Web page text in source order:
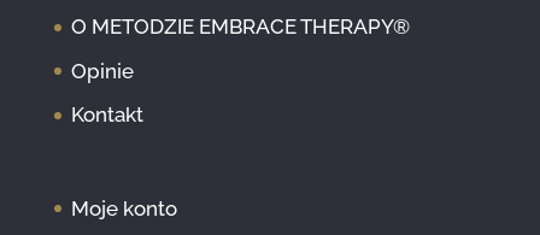
O METODZIE EMBRACE THERAPY®
Opinie
Kontakt
Moje konto